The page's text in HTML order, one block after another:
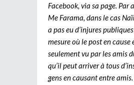
Facebook, via sa page. Par
Me Farama, dans le cas
a pas eu d’injures
mesure où le post en cause
seulement vu par les amis
qu’il peut arriver à tous
gens en causant entre